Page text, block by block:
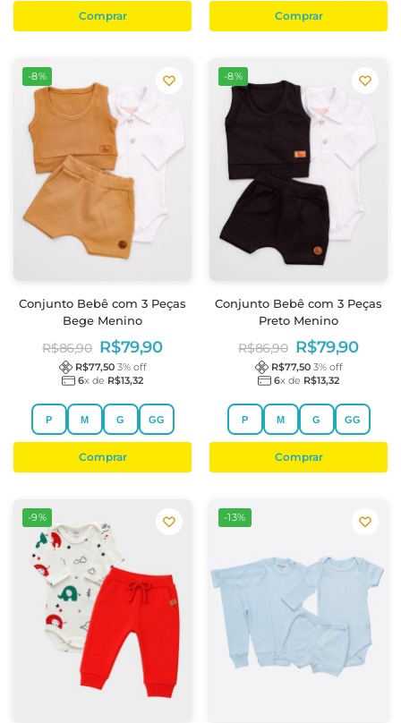
Comprar Comprar
-8%
Conjunto Bebê com 3 Peças
Bege Menino
R$86,90 R$79,90
R$77,50 3% off
6x de R$13,32
P M G GG
Comprar
-8%
Conjunto Bebê com 3 Peças
Preto Menino
R$86,90 R$79,90
R$77,50 3% off
6x de R$13,32
P M G GG
Comprar
-9% -13%